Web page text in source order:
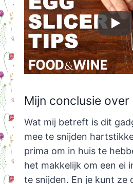
Mijn conclusie
Wat mij betreft is dit
mee te snijden
prima om in huis te
het makkelijk om een ei
te snijden. En je kunt ze